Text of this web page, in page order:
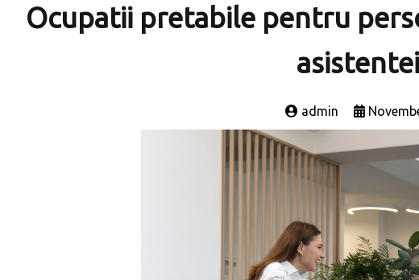
Ocupatii pretabile pentru
admin